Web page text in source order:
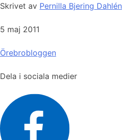
Skrivet av Pernilla Bjering Dahlén
5 maj 2011
Örebrobloggen
Dela i sociala medier